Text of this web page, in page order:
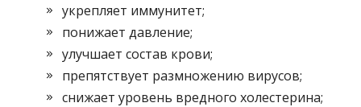
укрепляет иммунитет;
понижает давление;
улучшает состав крови;
препятствует размножению вирусов;
снижает уровень вредного холестерина;